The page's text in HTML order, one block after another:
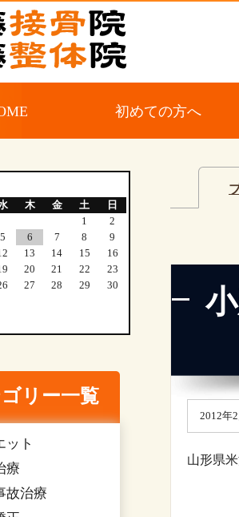
初めての方へ
2012年
山形県
木 金 土
日
1
2
5 6 7 8
9
13 14 15
16
20 21 22
23
27 28 29
30
リー一覧
ット
療
故治療